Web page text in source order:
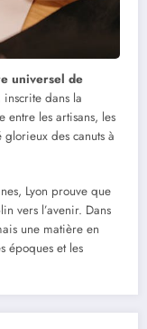
universel de
dans la
les artisans, les
glorieux des canuts à
Lyon prouve que
vers l’avenir. Dans
une matière en
époques et les